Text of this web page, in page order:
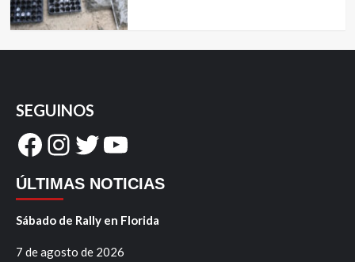
SEGUINOS
Facebook
Instagram
Twitter
YouTube
ÚLTIMAS NOTICIAS
Sábado de Rally en Florida
7 de agosto de 2026